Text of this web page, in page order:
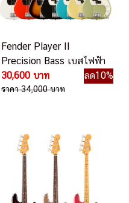
Fender Player II
Precision Bass เบสไฟฟ้า
30,600 บาท
ลด10%
ราคา 34,000 บาท